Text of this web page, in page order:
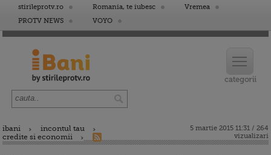
stirileprotv.ro Romania, te iubesc
Vremea
PROTV NEWS
VOYO
ibani
incontul tau
credite si economii
5 martie 2015 11:31 / 264
vizualizari